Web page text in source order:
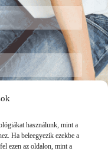
használunk, mint a
Ha beleegyezik ezekbe a
ezen az oldalon, mint a